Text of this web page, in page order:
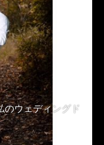
のウェディングド